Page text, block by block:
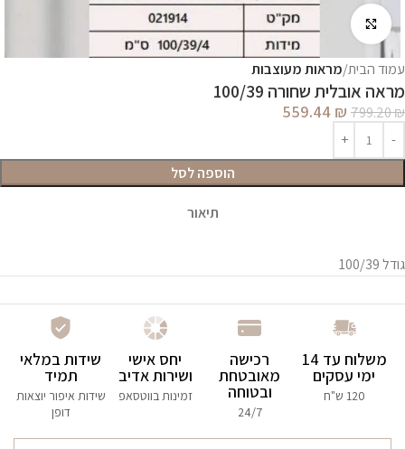
עמוד הבית מראות מעוצבות
מראה אובלית שחורה 100/39
799.20₪
559.44 ₪
הוספה לסל
תיאור
גודל 100/39
לחץ להגדלה
משלוח עד 14
ימי עסקים
120 ש"ח
רכישה
מאובטחת
ובטוחה
24/7
יחס אישי
ושירות אדיב
זמינות בווטסאפ
שידות במלאי
תמיד
שידות איפור יוצאות
דופן